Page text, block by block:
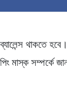
থাকতে
সম্পর্কে